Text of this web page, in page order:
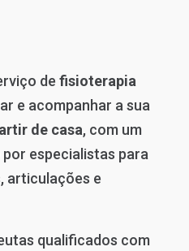
de fisioterapia
e acompanhar a sua
de casa, com um
especialistas para
articulações e
qualificados com